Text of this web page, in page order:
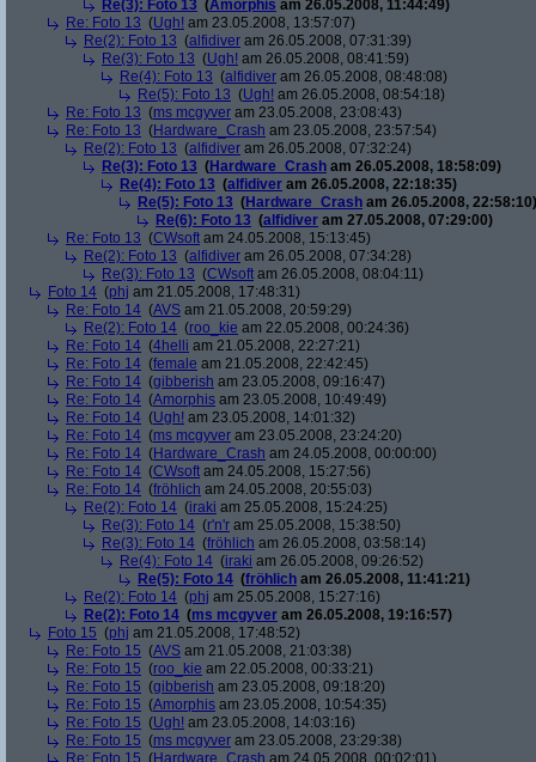
Re(3): Foto 13 (Amorphis am 26.05.2008, 11:44:49)
Re: Foto 13 (Ugh! am 23.05.2008, 13:57:07)
Re(2): Foto 13 (alfidiver am 26.05.2008, 07:31:39)
Re(3): Foto 13 (Ugh! am 26.05.2008, 08:41:59)
Re(4): Foto 13 (alfidiver am 26.05.2008, 08:48:08)
Re(5): Foto 13 (Ugh! am 26.05.2008, 08:54:18)
Re: Foto 13 (ms mcgyver am 23.05.2008, 23:08:43)
Re: Foto 13 (Hardware_Crash am 23.05.2008, 23:57:54)
Re(2): Foto 13 (alfidiver am 26.05.2008, 07:32:24)
Re(3): Foto 13 (Hardware_Crash am 26.05.2008, 18:58:09)
Re(4): Foto 13 (alfidiver am 26.05.2008, 22:18:35)
Re(5): Foto 13 (Hardware_Crash am 26.05.2008, 22:58:10)
Re(6): Foto 13 (alfidiver am 27.05.2008, 07:29:00)
Re: Foto 13 (CWsoft am 24.05.2008, 15:13:45)
Re(2): Foto 13 (alfidiver am 26.05.2008, 07:34:28)
Re(3): Foto 13 (CWsoft am 26.05.2008, 08:04:11)
Foto 14 (phj am 21.05.2008, 17:48:31)
Re: Foto 14 (AVS am 21.05.2008, 20:59:29)
Re(2): Foto 14 (roo_kie am 22.05.2008, 00:24:36)
Re: Foto 14 (4helli am 21.05.2008, 22:27:21)
Re: Foto 14 (female am 21.05.2008, 22:42:45)
Re: Foto 14 (gibberish am 23.05.2008, 09:16:47)
Re: Foto 14 (Amorphis am 23.05.2008, 10:49:49)
Re: Foto 14 (Ugh! am 23.05.2008, 14:01:32)
Re: Foto 14 (ms mcgyver am 23.05.2008, 23:24:20)
Re: Foto 14 (Hardware_Crash am 24.05.2008, 00:00:00)
Re: Foto 14 (CWsoft am 24.05.2008, 15:27:56)
Re: Foto 14 (fröhlich am 24.05.2008, 20:55:03)
Re(2): Foto 14 (iraki am 25.05.2008, 15:24:25)
Re(3): Foto 14 (r'n'r am 25.05.2008, 15:38:50)
Re(3): Foto 14 (fröhlich am 26.05.2008, 03:58:14)
Re(4): Foto 14 (iraki am 26.05.2008, 09:26:52)
Re(5): Foto 14 (fröhlich am 26.05.2008, 11:41:21)
Re(2): Foto 14 (phj am 25.05.2008, 15:27:16)
Re(2): Foto 14 (ms mcgyver am 26.05.2008, 19:16:57)
Foto 15 (phj am 21.05.2008, 17:48:52)
Re: Foto 15 (AVS am 21.05.2008, 21:03:38)
Re: Foto 15 (roo_kie am 22.05.2008, 00:33:21)
Re: Foto 15 (gibberish am 23.05.2008, 09:18:20)
Re: Foto 15 (Amorphis am 23.05.2008, 10:54:35)
Re: Foto 15 (Ugh! am 23.05.2008, 14:03:16)
Re: Foto 15 (ms mcgyver am 23.05.2008, 23:29:38)
Re: Foto 15 (Hardware_Crash am 24.05.2008, 00:02:01)